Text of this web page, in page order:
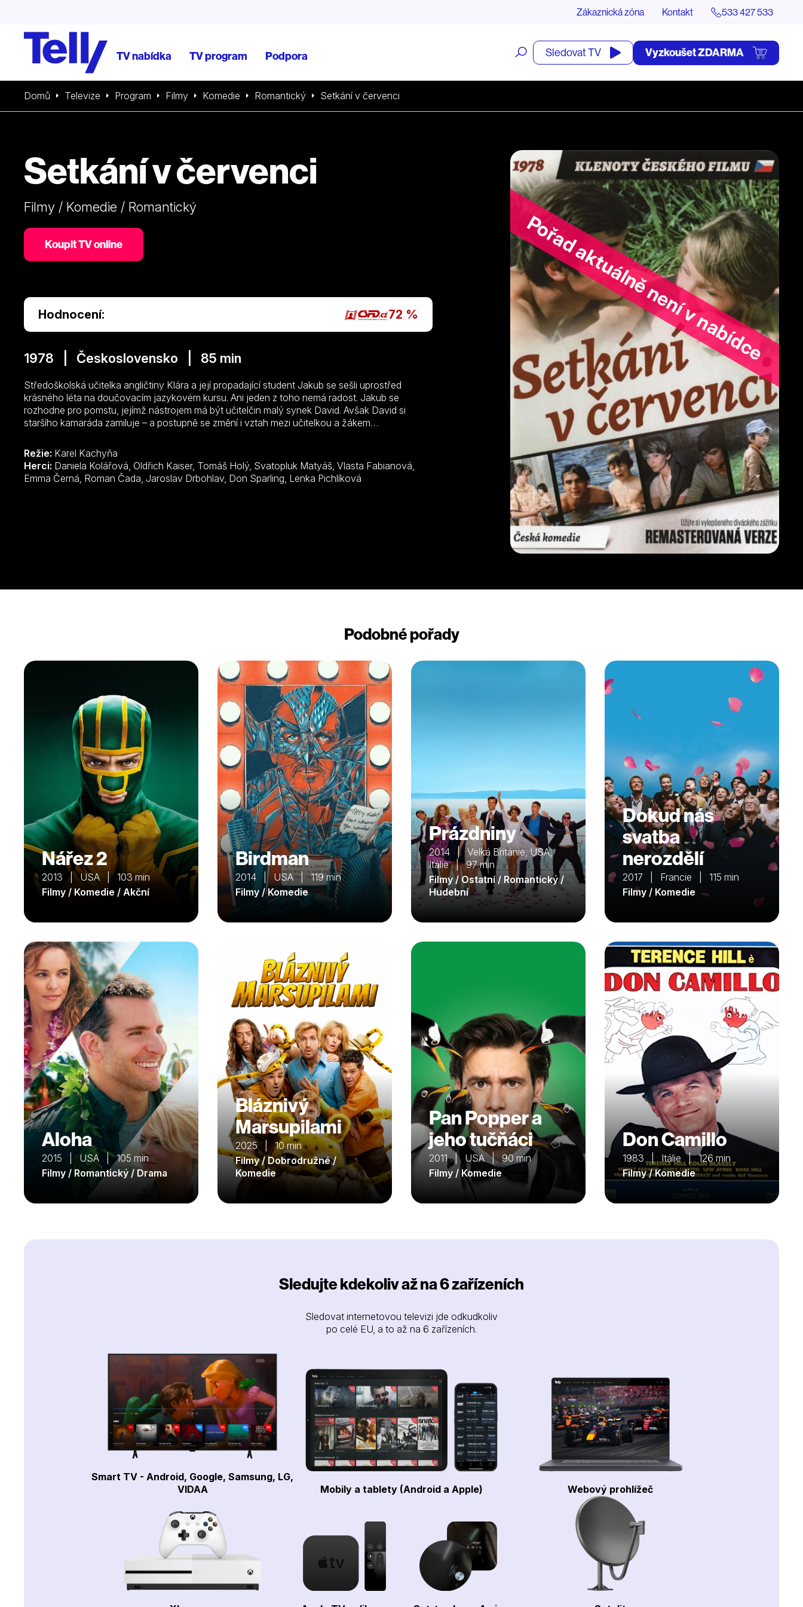
Zákaznická zóna Kontakt 533 427 533
TV nabídka TV program Podpora
Otevřít
vyhledávání
Sledovat TV Vyzkoušet ZDARMA
Domů Televize Program Filmy Komedie Romantický Setkání v červenci
Pořad aktuálně není v nabídce
Setkání v červenci
Filmy / Komedie / Romantický
Koupit TV online
Hodnocení: 72 %
1978 | Československo | 85 min
Středoškolská učitelka angličtiny Klára a její propadající student Jakub se sešli uprostřed
krásného léta na doučovacím jazykovém kursu. Ani jeden z toho nemá radost. Jakub se
rozhodne pro pomstu, jejímž nástrojem má být učitelčin malý synek David. Avšak David si
staršího kamaráda zamiluje – a postupně se změní i vztah mezi učitelkou a žákem…
Režie: Karel Kachyňa
Herci:
Emma Černá, Roman Čada, Jaroslav Drbohlav, Don Sparling, Lenka Pichlíková
Podobné pořady
Nářez 2
2013 | USA | 103 min
Filmy / Komedie / Akční
Birdman
2014 | USA | 119 min
Filmy / Komedie
Prázdniny
2014 | Velká Británie, USA,
Itálie | 97 min
Filmy / Ostatní / Romantický /
Hudební
Dokud nás
svatba
nerozdělí
2017 | Francie | 115 min
Filmy / Komedie
Aloha
2015 | USA | 105 min
Filmy / Romantický / Drama
Bláznivý
Marsupilami
2025 | 10 min
Filmy / Dobrodružné /
Komedie
Pan Popper a
jeho tučňáci
2011 | USA | 90 min
Filmy / Komedie
Don Camillo
1983 | Itálie | 126 min
Filmy / Komedie
Sledujte kdekoliv až na 6 zařízeních
Sledovat internetovou televizi jde odkudkoliv
po celé EU, a to až na 6 zařízeních.
Smart TV - Android, Google, Samsung, LG,
VIDAA
Mobily a tablety (Android a Apple) Webový prohlížeč